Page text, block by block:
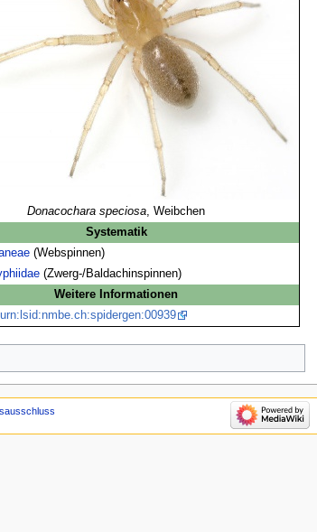
Donacochara speciosa, Weibchen
Systematik
(Webspinnen)
(Zwerg-/Baldachinspinnen)
Weitere Informationen
urn:lsid:nmbe.ch:spidergen:00939